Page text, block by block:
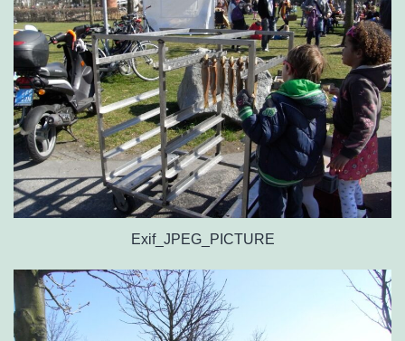
Exif_JPEG_PICTURE